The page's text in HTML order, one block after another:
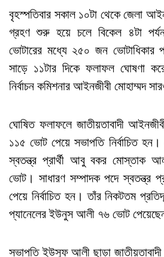
বৃহস্পতিবার সকাল ১০টা থেকে জেলা
গ্রহণ শুরু হয়ে চলে বিকেল ৪টা
ভোটারের মধ্যে ২৫০ জন ভোটাধিকার
সাড়ে ১১টার দিকে ফলাফল ঘোষণা
নির্বাচন কমিশনার আইনজীবী মোহাম্মদ
ঘোষিত ফলাফলে জাতীয়তাবাদী
১১৫ ভোট পেয়ে সভাপতি নির্বাচিত হন।
স্বতন্ত্র প্রার্থী আবু বকর মোস্তাক
ভোট। সাধারণ সম্পাদক পদে স্বতন্ত্র
পেয়ে নির্বাচিত হন। তাঁর নিকটতম
প্যানেলের ইউনুস আলী ৭৬ ভোট
সভাপতি ইউসুফ আলী ছাড়া